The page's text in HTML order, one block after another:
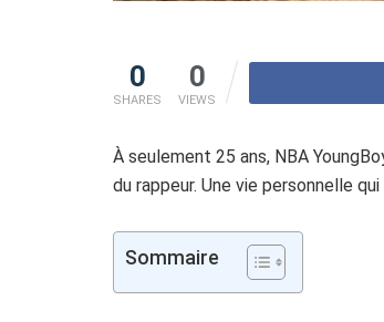
0
SHARES
0
VIEWS
À seulement 25 ans, NBA
du rappeur. Une vie personnelle
Sommaire